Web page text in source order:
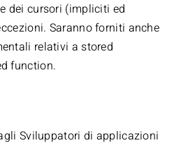
dei cursori (impliciti ed
Saranno forniti anche
relativi a stored
function.
Sviluppatori di applicazioni